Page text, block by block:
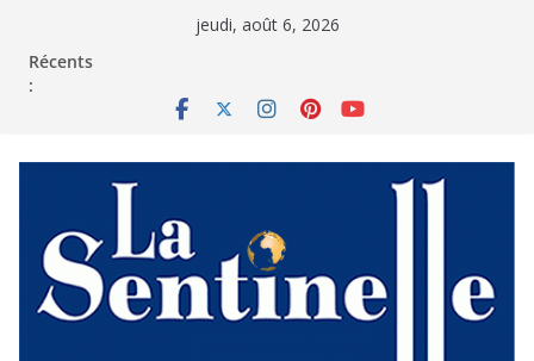
jeudi, août 6, 2026
Récents
: